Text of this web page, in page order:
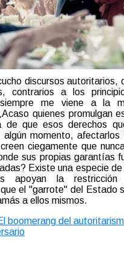
discursos autoritarios,
contrarios a los
siempre me viene a la
quienes promulgan
de que esos derechos
algún momento, afectarlos
ciegamente que
sus propias garantías
Existe una especie
apoyan la restricción
el "garrote" del Estado
a ellos mismos.
boomerang del